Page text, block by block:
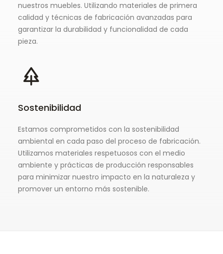
nuestros muebles. Utilizando materiales de primera
calidad y técnicas de fabricación avanzadas para
garantizar la durabilidad y funcionalidad de cada
pieza.
Sostenibilidad
Estamos comprometidos con la sostenibilidad
ambiental en cada paso del proceso de fabricación.
Utilizamos materiales respetuosos con el medio
ambiente y prácticas de producción responsables
para minimizar nuestro impacto en la naturaleza y
promover un entorno más sostenible.